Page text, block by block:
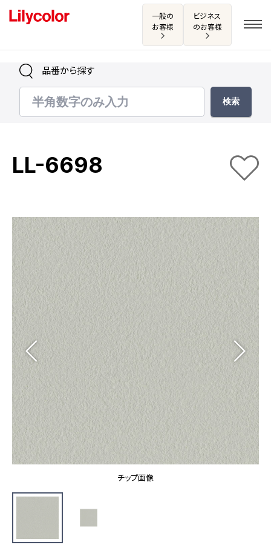
一般の
お客様
ビジネス
のお客様
ログイン・新規会員登録
お気に入り
商品を探す
商品を探す トップ
壁紙
カーテン
ブランド・コレクション
Lilycolor Coordinate 着せ替えシミュレーション
カタログ一覧
カタログ一覧 トップ
壁紙
カーテン
床材
サステナブル商品
ノンワックス床タイル
壁紙機能性ガイド
施工事例
施工事例 トップ
医療・福祉施設
ホテル・オフィス・店舗
モデルハウス
新築戸建・マンション
#リリカラのある暮らし
リリカラノート
ショールーム
ショールーム トップ
東京ショールーム
大阪ショールーム
お客様サポート
お客様サポート トップ
画像ダウンロード
お役立ち資料
品番から探す
LL-6698
チップ画像